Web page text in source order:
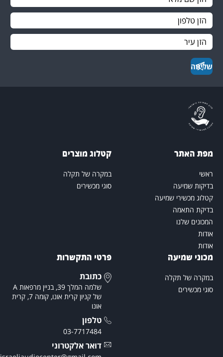
האתר
שמיעה
מכשירי שמיעה
התאמה
שלנו
קטלוג מוצרים
במקרה של תקלה
סוגי מכשירים
שמיעה
של תקלה
מכשירים
פרטי התקשרות
כתובת
שלמה המלך 39, בניין מרפאות A
של קניון קרית אונו, קומה 7, קרית
טלפון
03-7717484
דואר אלקטרוני